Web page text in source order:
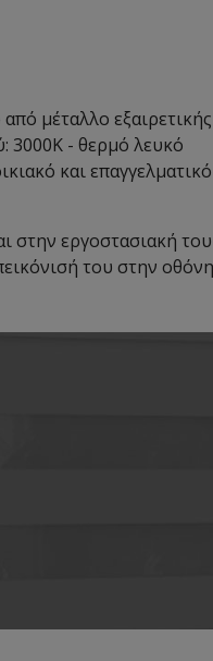
μέταλλο
3000Κ - θερμό λευκό
και
στην εργοστασιακή
του στην